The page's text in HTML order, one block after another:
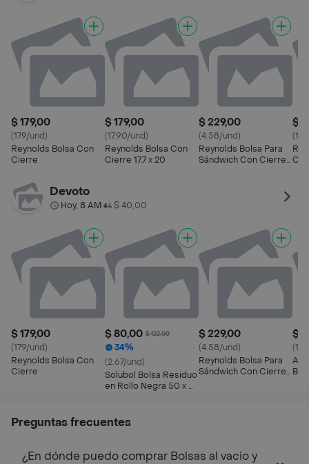
$ 179,00
(179/und)
Reynolds Bolsa Con
Cierre
$ 179,00
(17.90/und)
Reynolds Bolsa Con
Cierre 17.7 x 20
$ 229,00
(4.58/und)
Reynolds Bolsa Para
Sándwich Con Cierre
$
Devoto
Hoy, 8 AM• $ 40,00
$ 179,00
(179/und)
Reynolds Bolsa Con
Cierre
$ 80,00 $ 122,00
34%
(2.67/und)
Solubol Bolsa Residuo
en Rollo Negra 50 x 62
$ 229,00
(4.58/und)
Reynolds Bolsa Para
Sándwich Con Cierre
$
Preguntas frecuentes
¿En dónde puedo comprar Bolsas al vacio y